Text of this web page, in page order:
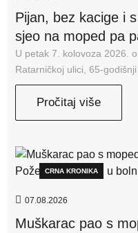
Pijan, bez kacige i
sjeo na moped pa
U petak 7. kolovoza 2026.
Ratarničkoj ulici, 65-godišnji
Pročitaj više
CRNA KRONIKA
07.08.2026
Muškarac pao s